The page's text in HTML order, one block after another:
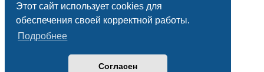
Этот сайт использует cookies для
обеспечения своей корректной работы.
Подробнее
Согласен
Конфиденциальность |Правила